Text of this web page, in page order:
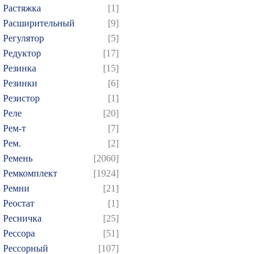
Растяжка
[1]
Расширительный
[9]
Регулятор
[5]
Редуктор
[17]
Резинка
[15]
Резинки
[6]
Резистор
[1]
Реле
[20]
Рем-т
[7]
Рем.
[2]
Ремень
[2060]
Ремкомплект
[1924]
Ремни
[21]
Реостат
[1]
Ресничка
[25]
Рессора
[51]
Рессорный
[107]